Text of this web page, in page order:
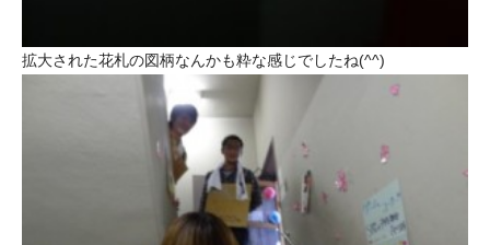
拡大された花札の図柄なんかも粋な感じでしたね(^^)